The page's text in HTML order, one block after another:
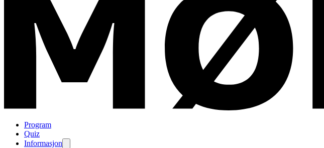
Program
Quiz
Informasjon